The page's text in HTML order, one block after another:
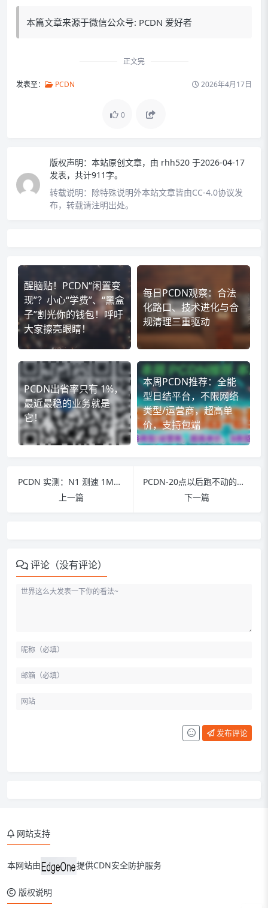
本篇文章来源于微信公众号: PCDN 爱好者
正文完
发表至： PCDN 2026年4月17日
0
版权声明： 本站原创文章，由 rhh520 于2026-04-17
发表，共计911字。
转载说明： 除特殊说明外本站文章皆由CC-4.0协议发
布，转载请注明出处。
醒脑贴！PCDN“闲置变
现”？小心“学费”、“黑盒
子”割光你的钱包！呼吁
大家擦亮眼睛！
每日PCDN观察：合法
化路口、技术进化与合
规清理三重驱动
PCDN出省率只有 1%，
最近最稳的业务就是
它！
本周PCDN推荐：全能
型日结平台，不限网络
类型/运营商，超高单
价，支持包端
PCDN 实测：N1 测速 1M≠废机，多挂几天竟跑 12
上一篇
PCDN-20点以后跑不动的，看这里（不用晚高峰照样出量）
下一篇
评论（没有评论）
发布评论
网站支持
本网站由 提供CDN安全防护服务
版权说明